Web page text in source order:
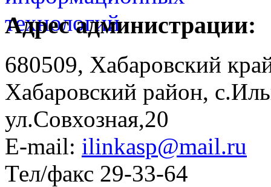
Адрес администрации:
680509, Хабаровский
Хабаровский район,
ул.Совхозная,20
E-mail: ilinkasp@mail.ru
Тел/факс 29-33-64